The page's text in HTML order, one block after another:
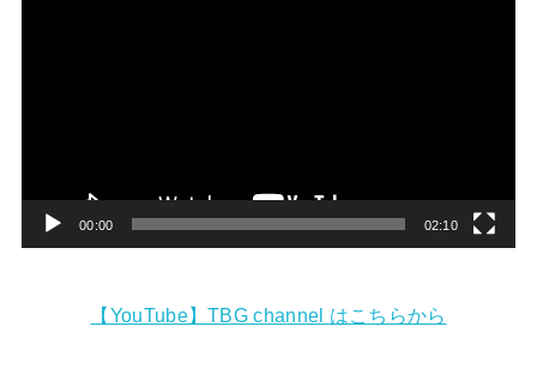
00:00 02:10
【YouTube】TBG channel はこちらから